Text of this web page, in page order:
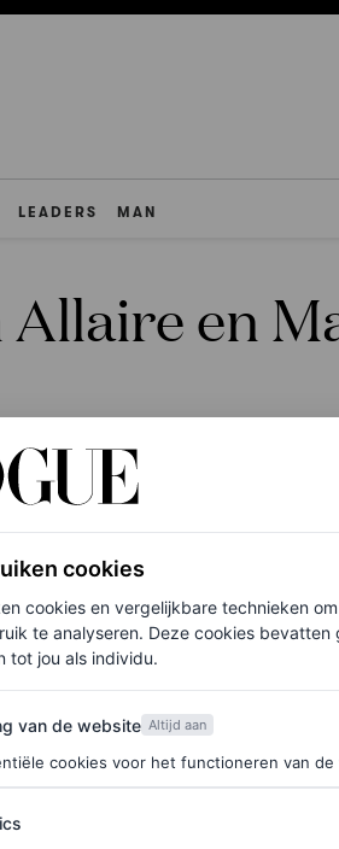
LEADERS MAN
en
cookies
cookies en vergelijkbare technieken
te analyseren. Deze cookies
tot jou als individu.
de website
van de website Altijd aan
cookies voor het functioneren van